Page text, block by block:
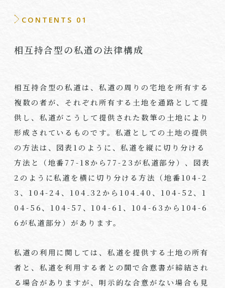
CONTENTS 01
相互持合型の私道の法律構成
相互持合型の私道は、私道の周りの宅地を所有する
複数の者が、それぞれ所有する土地を通路として提
供し、私道がこうして提供された数筆の土地により
形成されているものです。私道としての土地の提供
の方法は、図表1のように、私道を縦に切り分ける
方法と（地番77-18から77-23が私道部分）、図表
2のように私道を横に切り分ける方法（地番104-2
3、104-24、104₋32から104₋40、104-52、1
04-56、104-57、104-61、104-63から104-6
6が私道部分）があります。
私道の利用に関しては、私道を提供する土地の所有
者と、私道を利用する者との間で合意書が締結され
る場合がありますが、明示的な合意がない場合も見